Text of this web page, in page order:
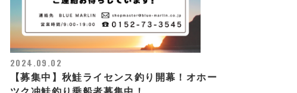
2024.09.02
【募集中】秋鮭ライセンス釣り開幕！オホー